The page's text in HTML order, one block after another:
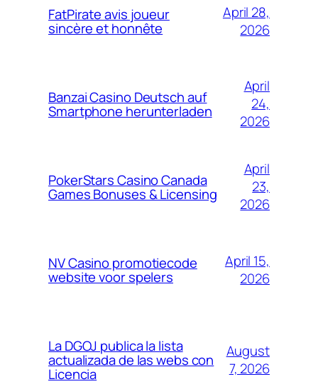
FatPirate avis joueur
sincère et honnête
April 28,
2026
Banzai Casino Deutsch auf
Smartphone herunterladen
April
24,
2026
PokerStars Casino Canada
Games Bonuses & Licensing
April
23,
2026
NV Casino promotiecode
website voor spelers
April 15,
2026
La DGOJ publica la lista
actualizada de las webs con
Licencia
August
7, 2026